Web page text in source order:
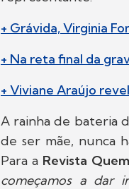
+ Grávida, Virginia
+ Na reta final da
+ Viviane Araújo
A rainha de bateria
de ser mãe, nunca
Para a Revista Quem
começamos a dar